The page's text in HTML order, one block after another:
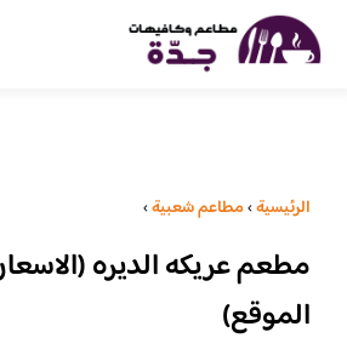
الرئيسية›مطاعم شعبية›
مطعم عريكه الديره
الموقع)